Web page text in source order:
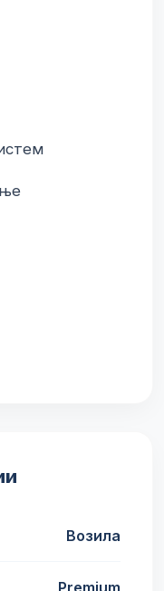
Возила
Premium